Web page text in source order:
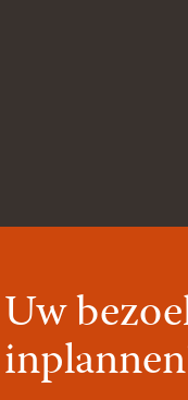
Uw